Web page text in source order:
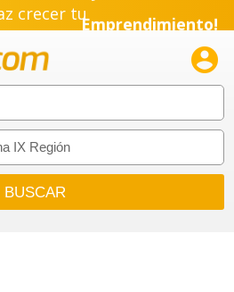
crecer tuEmprendimiento!
